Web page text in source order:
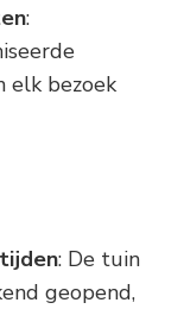
:
elk bezoek
: De tuin
geopend,